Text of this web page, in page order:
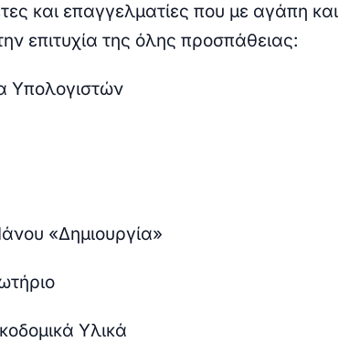
και επαγγελματίες που με αγάπη και
επιτυχία της όλης προσπάθειας:
Υπολογιστών
«Δημιουργία»
Υλικά